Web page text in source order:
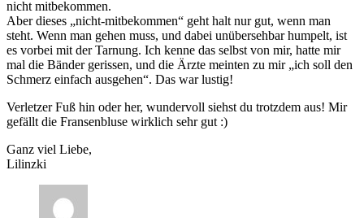
nicht mitbekommen.
Aber dieses „nicht-mitbekommen“ geht halt nur gut, wenn man
steht. Wenn man gehen muss, und dabei unübersehbar humpelt, ist
es vorbei mit der Tarnung. Ich kenne das selbst von mir, hatte mir
mal die Bänder gerissen, und die Ärzte meinten zu mir „ich soll den
Schmerz einfach ausgehen“. Das war lustig!
Verletzer Fuß hin oder her, wundervoll siehst du trotzdem aus! Mir
gefällt die Fransenbluse wirklich sehr gut :)
Ganz viel Liebe,
Lilinzki